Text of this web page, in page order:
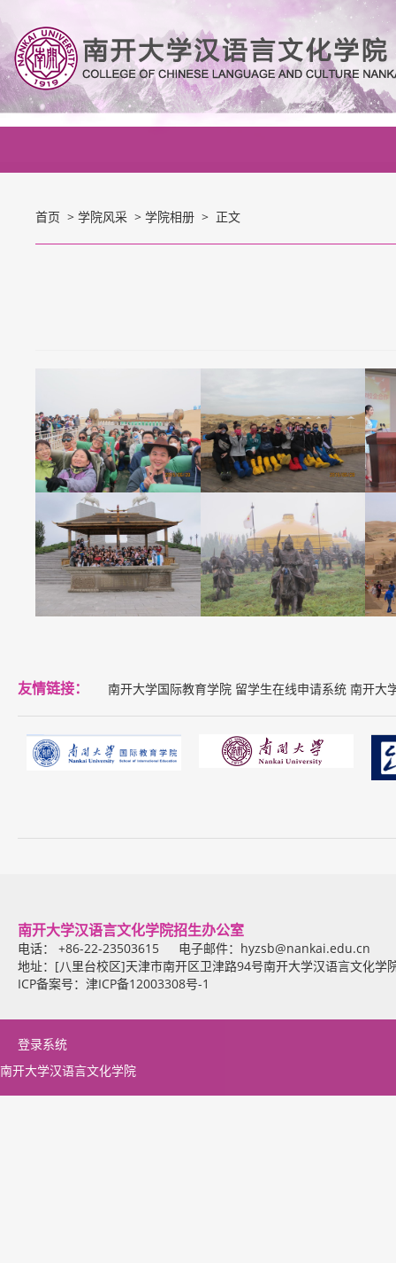
首页 > 学院风采 > 学院相册 > 正文
友情链接： 南开大学国际教育学院 留学生在线申请系统 南开大
南开大学汉语言文化学院招生办公室
电话： +86-22-23503615 电子邮件： hyzsb@nankai.edu.cn
地址：[八里台校区]天津市南开区卫津路94号南开大学汉语言文化
ICP备案号：津ICP备12003308号-1
登录系统
南开大学汉语言文化学院